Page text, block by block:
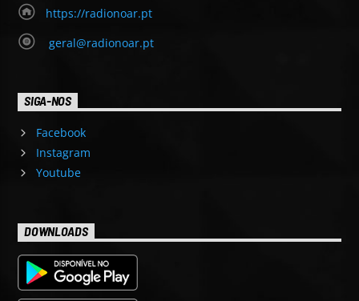
https://radionoar.pt
geral@radionoar.pt
SIGA-NOS
Facebook
Instagram
Youtube
DOWNLOADS